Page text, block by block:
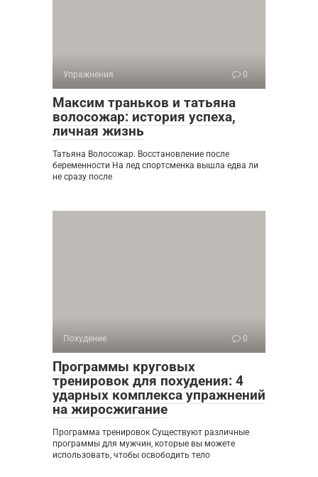
Упражнения 0
Максим траньков и татьяна
волосожар: история успеха,
личная жизнь
Татьяна Волосожар. Восстановление после
беременности На лед спортсменка вышла едва ли
не сразу после
Похудение 0
Программы круговых
тренировок для похудения: 4
ударных комплекса упражнений
на жиросжигание
Программа тренировок Существуют различные
программы для мужчин, которые вы можете
использовать, чтобы освободить тело